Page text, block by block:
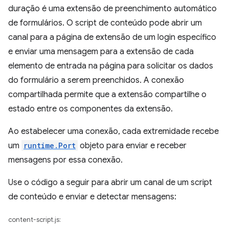
duração é uma extensão de preenchimento automático
de formulários. O script de conteúdo pode abrir um
canal para a página de extensão de um login específico
e enviar uma mensagem para a extensão de cada
elemento de entrada na página para solicitar os dados
do formulário a serem preenchidos. A conexão
compartilhada permite que a extensão compartilhe o
estado entre os componentes da extensão.
Ao estabelecer uma conexão, cada extremidade recebe
um runtime.Port objeto para enviar e receber
mensagens por essa conexão.
Use o código a seguir para abrir um canal de um script
de conteúdo e enviar e detectar mensagens:
content-script.js: